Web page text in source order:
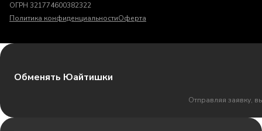
ОГРН 321774600382322
Политика конфиденциальностиОферта
Обменять Юайтишки
Отправляя заявку,